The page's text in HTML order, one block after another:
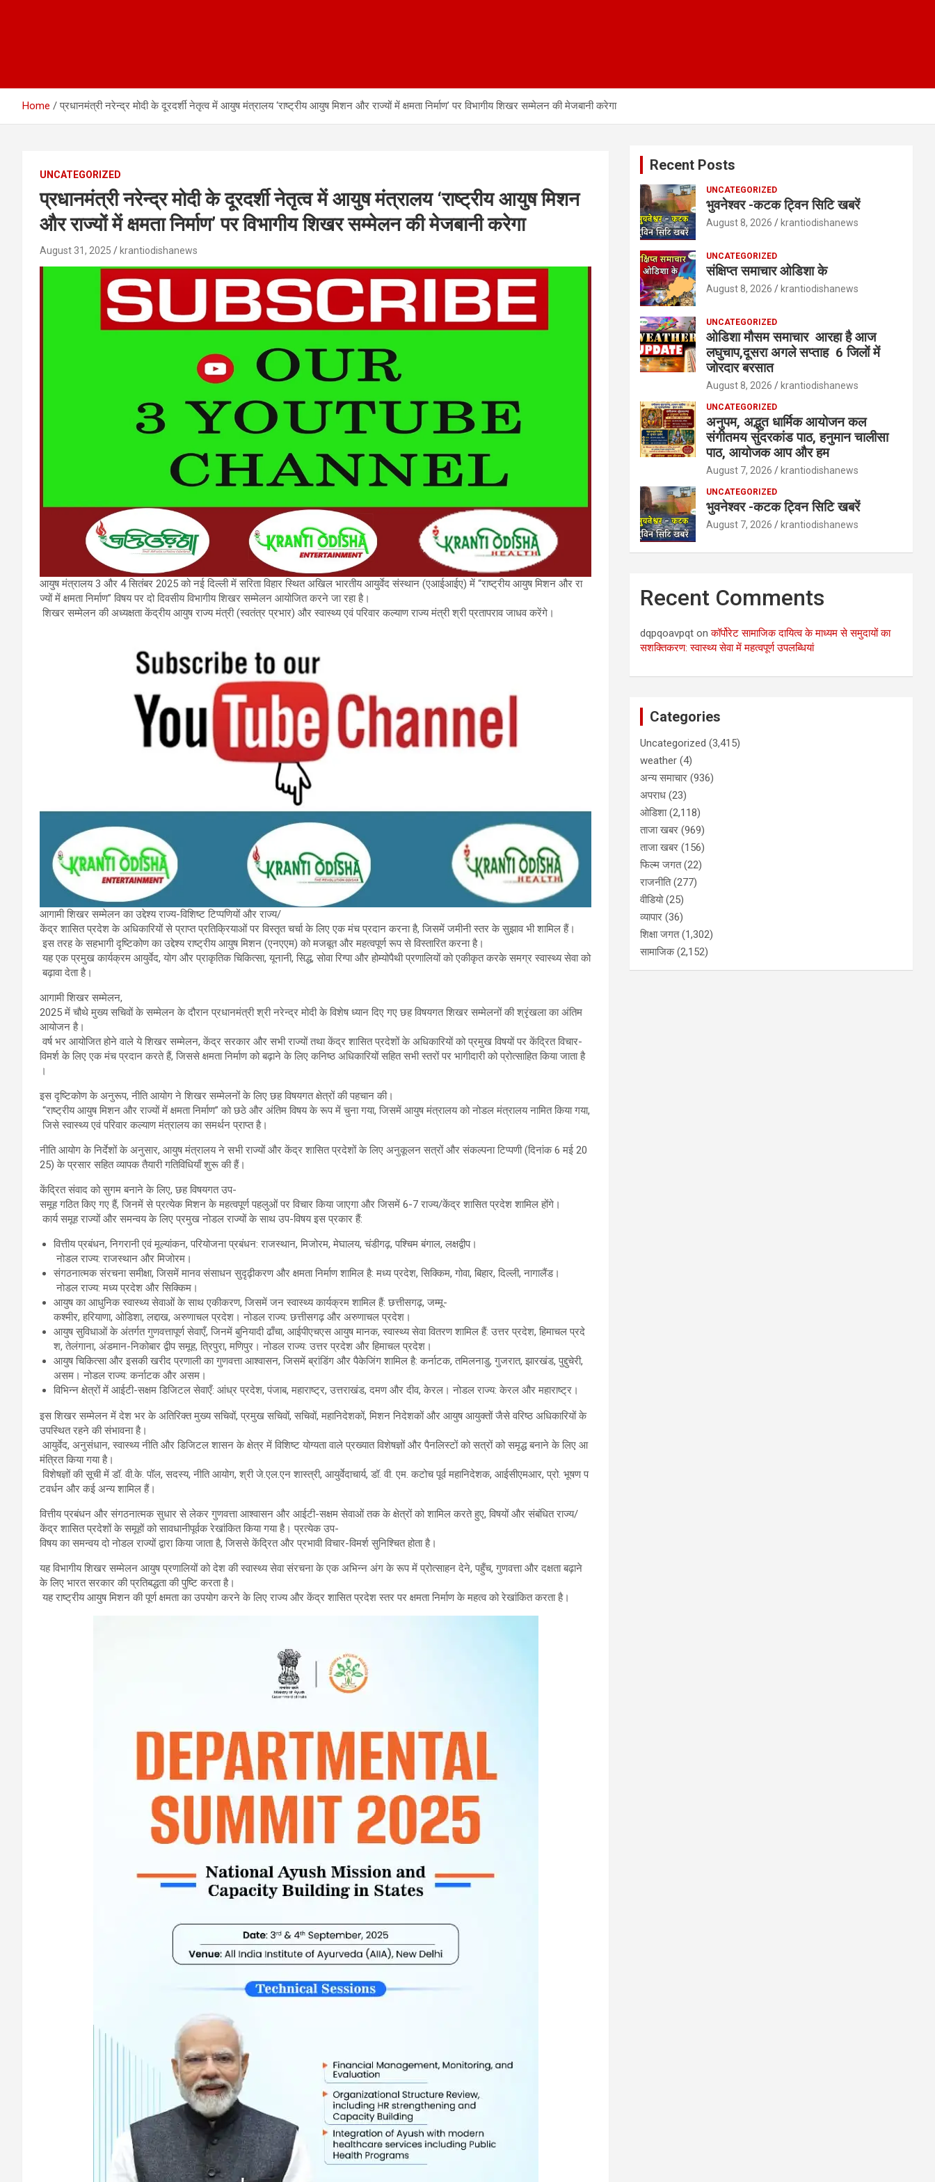
Home प्रधानमंत्री नरेन्द्र मोदी के दूरदर्शी नेतृत्व में आयुष मंत्रालय ‘राष्ट्रीय आयुष मिशन और राज्यों में क्षमता निर्माण’ पर विभागीय शिखर सम्मेलन की मेजबानी करेगा
UNCATEGORIZED
प्रधानमंत्री नरेन्द्र मोदी के दूरदर्शी नेतृत्व में आयुष मंत्रालय ‘राष्ट्रीय आयुष मिशन
और राज्यों में क्षमता निर्माण’ पर विभागीय शिखर सम्मेलन की मेजबानी करेगा
August 31, 2025 krantiodishanews
आयुष मंत्रालय 3 और 4 सितंबर 2025 को नई दिल्ली में सरिता विहार स्थित अखिल भारतीय आयुर्वेद संस्थान (एआईआईए) में “राष्ट्रीय आयुष मिशन और रा
ज्यों में क्षमता निर्माण” विषय पर दो दिवसीय विभागीय शिखर सम्मेलन आयोजित करने जा रहा है।
शिखर सम्मेलन की अध्यक्षता केंद्रीय आयुष राज्य मंत्री (स्वतंत्र प्रभार) और स्वास्थ्य एवं परिवार कल्याण राज्य मंत्री श्री प्रतापराव जाधव करेंगे।
आगामी शिखर सम्मेलन का उद्देश्य राज्य-विशिष्ट टिप्पणियों और राज्य/
केंद्र शासित प्रदेश के अधिकारियों से प्राप्त प्रतिक्रियाओं पर विस्तृत चर्चा के लिए एक मंच प्रदान करना है, जिसमें जमीनी स्तर के सुझाव भी शामिल हैं।
इस तरह के सहभागी दृष्टिकोण का उद्देश्य राष्ट्रीय आयुष मिशन (एनएएम) को मजबूत और महत्वपूर्ण रूप से विस्तारित करना है।
यह एक प्रमुख कार्यक्रम आयुर्वेद, योग और प्राकृतिक चिकित्सा, यूनानी, सिद्ध, सोवा रिग्पा और होम्योपैथी प्रणालियों को एकीकृत करके समग्र स्वास्थ्य सेवा को
बढ़ावा देता है।
आगामी शिखर सम्मेलन,
2025 में चौथे मुख्य सचिवों के सम्मेलन के दौरान प्रधानमंत्री श्री नरेन्द्र मोदी के विशेष ध्यान दिए गए छह विषयगत शिखर सम्मेलनों की श्रृंखला का अंतिम
आयोजन है।
वर्ष भर आयोजित होने वाले ये शिखर सम्मेलन, केंद्र सरकार और सभी राज्यों तथा केंद्र शासित प्रदेशों के अधिकारियों को प्रमुख विषयों पर केंद्रित विचार-
विमर्श के लिए एक मंच प्रदान करते हैं, जिससे क्षमता निर्माण को बढ़ाने के लिए कनिष्ठ अधिकारियों सहित सभी स्तरों पर भागीदारी को प्रोत्साहित किया जाता है
।
इस दृष्टिकोण के अनुरूप, नीति आयोग ने शिखर सम्मेलनों के लिए छह विषयगत क्षेत्रों की पहचान की।
“राष्ट्रीय आयुष मिशन और राज्यों में क्षमता निर्माण” को छठे और अंतिम विषय के रूप में चुना गया, जिसमें आयुष मंत्रालय को नोडल मंत्रालय नामित किया गया,
जिसे स्वास्थ्य एवं परिवार कल्याण मंत्रालय का समर्थन प्राप्त है।
नीति आयोग के निर्देशों के अनुसार, आयुष मंत्रालय ने सभी राज्यों और केंद्र शासित प्रदेशों के लिए अनुकूलन सत्रों और संकल्पना टिप्पणी (दिनांक 6 मई 20
25) के प्रसार सहित व्यापक तैयारी गतिविधियाँ शुरू की हैं।
केंद्रित संवाद को सुगम बनाने के लिए, छह विषयगत उप-
समूह गठित किए गए हैं, जिनमें से प्रत्येक मिशन के महत्वपूर्ण पहलुओं पर विचार किया जाएगा और जिसमें 6-7 राज्य/केंद्र शासित प्रदेश शामिल होंगे।
कार्य समूह राज्यों और समन्वय के लिए प्रमुख नोडल राज्यों के साथ उप-विषय इस प्रकार हैं:
वित्तीय प्रबंधन, निगरानी एवं मूल्यांकन, परियोजना प्रबंधन: राजस्थान, मिजोरम, मेघालय, चंडीगढ़, पश्चिम बंगाल, लक्षद्वीप।
नोडल राज्य: राजस्थान और मिजोरम।
संगठनात्मक संरचना समीक्षा, जिसमें मानव संसाधन सुदृढ़ीकरण और क्षमता निर्माण शामिल है: मध्य प्रदेश, सिक्किम, गोवा, बिहार, दिल्ली, नागालैंड।
नोडल राज्य: मध्य प्रदेश और सिक्किम।
आयुष का आधुनिक स्वास्थ्य सेवाओं के साथ एकीकरण, जिसमें जन स्वास्थ्य कार्यक्रम शामिल हैं: छत्तीसगढ़, जम्मू-
कश्मीर, हरियाणा, ओडिशा, लद्दाख, अरुणाचल प्रदेश। नोडल राज्य: छत्तीसगढ़ और अरुणाचल प्रदेश।
आयुष सुविधाओं के अंतर्गत गुणवत्तापूर्ण सेवाएँ, जिनमें बुनियादी ढाँचा, आईपीएचएस आयुष मानक, स्वास्थ्य सेवा वितरण शामिल हैं: उत्तर प्रदेश, हिमाचल प्रदे
श, तेलंगाना, अंडमान-निकोबार द्वीप समूह, त्रिपुरा, मणिपुर। नोडल राज्य: उत्तर प्रदेश और हिमाचल प्रदेश।
आयुष चिकित्सा और इसकी खरीद प्रणाली का गुणवत्ता आश्वासन, जिसमें ब्रांडिंग और पैकेजिंग शामिल है: कर्नाटक, तमिलनाडु, गुजरात, झारखंड, पुद्दुचेरी,
असम। नोडल राज्य: कर्नाटक और असम।
विभिन्न क्षेत्रों में आईटी-सक्षम डिजिटल सेवाएँ: आंध्र प्रदेश, पंजाब, महाराष्ट्र, उत्तराखंड, दमण और दीव, केरल। नोडल राज्य: केरल और महाराष्ट्र।
इस शिखर सम्मेलन में देश भर के अतिरिक्त मुख्य सचिवों, प्रमुख सचिवों, सचिवों, महानिदेशकों, मिशन निदेशकों और आयुष आयुक्तों जैसे वरिष्ठ अधिकारियों के
उपस्थित रहने की संभावना है।
आयुर्वेद, अनुसंधान, स्वास्थ्य नीति और डिजिटल शासन के क्षेत्र में विशिष्ट योग्यता वाले प्रख्यात विशेषज्ञों और पैनलिस्टों को सत्रों को समृद्ध बनाने के लिए आ
मंत्रित किया गया है।
विशेषज्ञों की सूची में डॉ. वी.के. पॉल, सदस्य, नीति आयोग, श्री जे.एल.एन शास्त्री, आयुर्वेदाचार्य, डॉ. वी. एम. कटोच पूर्व महानिदेशक, आईसीएमआर, प्रो. भूषण प
टवर्धन और कई अन्य शामिल हैं।
वित्तीय प्रबंधन और संगठनात्मक सुधार से लेकर गुणवत्ता आश्वासन और आईटी-सक्षम सेवाओं तक के क्षेत्रों को शामिल करते हुए, विषयों और संबंधित राज्य/
केंद्र शासित प्रदेशों के समूहों को सावधानीपूर्वक रेखांकित किया गया है। प्रत्येक उप-
विषय का समन्वय दो नोडल राज्यों द्वारा किया जाता है, जिससे केंद्रित और प्रभावी विचार-विमर्श सुनिश्चित होता है।
यह विभागीय शिखर सम्मेलन आयुष प्रणालियों को देश की स्वास्थ्य सेवा संरचना के एक अभिन्न अंग के रूप में प्रोत्साहन देने, पहुँच, गुणवत्ता और दक्षता बढ़ाने
के लिए भारत सरकार की प्रतिबद्धता की पुष्टि करता है।
यह राष्ट्रीय आयुष मिशन की पूर्ण क्षमता का उपयोग करने के लिए राज्य और केंद्र शासित प्रदेश स्तर पर क्षमता निर्माण के महत्व को रेखांकित करता है।
Recent Posts
UNCATEGORIZED
भुवनेश्वर -कटक ट्विन सिटि खबरें
August 8, 2026 krantiodishanews
UNCATEGORIZED
संक्षिप्त समाचार ओडिशा के
August 8, 2026 krantiodishanews
UNCATEGORIZED
ओडिशा मौसम समाचार आरहा है आज
लघुचाप,दूसरा अगले सप्ताह 6 जिलों में
जोरदार बरसात
August 8, 2026 krantiodishanews
UNCATEGORIZED
अनुपम, अद्भुत धार्मिक आयोजन कल
संगीतमय सुंदरकांड पाठ, हनुमान चालीसा
पाठ, आयोजक आप और हम
August 7, 2026 krantiodishanews
UNCATEGORIZED
भुवनेश्वर -कटक ट्विन सिटि खबरें
August 7, 2026 krantiodishanews
Recent Comments
dqpqoavpqt onकॉर्पोरेट सामाजिक दायित्व के माध्यम से समुदायों का
सशक्तिकरण: स्वास्थ्य सेवा में महत्वपूर्ण उपलब्धियां
Categories
Uncategorized (3,415)
weather (4)
अन्य समाचार (936)
अपराध (23)
ओडिशा(2,118)
ताजा खबर (969)
ताजा खबर (156)
फिल्म जगत(22)
राजनीति(277)
वीडियो(25)
व्यापार (36)
शिक्षा जगत(1,302)
सामाजिक(2,152)